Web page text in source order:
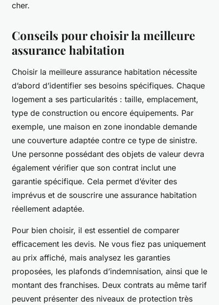
cher.
Conseils pour choisir la meilleure
assurance habitation
Choisir la meilleure assurance habitation nécessite
d’abord d’identifier ses besoins spécifiques. Chaque
logement a ses particularités : taille, emplacement,
type de construction ou encore équipements. Par
exemple, une maison en zone inondable demande
une couverture adaptée contre ce type de sinistre.
Une personne possédant des objets de valeur devra
également vérifier que son contrat inclut une
garantie spécifique. Cela permet d’éviter des
imprévus et de souscrire une assurance habitation
réellement adaptée.
Pour bien choisir, il est essentiel de comparer
efficacement les devis. Ne vous fiez pas uniquement
au prix affiché, mais analysez les garanties
proposées, les plafonds d’indemnisation, ainsi que le
montant des franchises. Deux contrats au même tarif
peuvent présenter des niveaux de protection très